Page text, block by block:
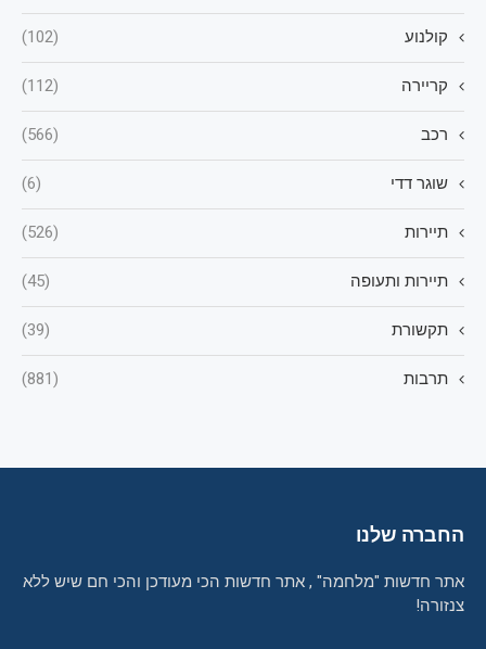
קולנוע (102)
קריירה (112)
רכב (566)
שוגר דדי (6)
תיירות (526)
תיירות ותעופה (45)
תקשורת (39)
תרבות (881)
החברה שלנו
אתר חדשות "מלחמה" , אתר חדשות הכי מעודכן והכי חם שיש ללא
צנזורה!